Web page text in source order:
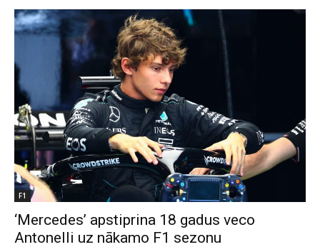
F1
‘Mercedes’ apstiprina 18 gadus veco
Antonelli uz nākamo F1 sezonu